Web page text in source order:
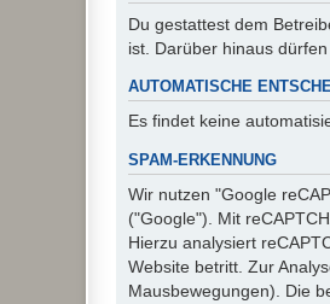
Du gestattest dem
ist. Darüber hinaus
AUTOMATISCHE
Es findet keine
SPAM-ERKENNUNG
Wir nutzen "Google
("Google"). Mit
Hierzu analysiert
Website betritt. Zur
Mausbewegungen). Die